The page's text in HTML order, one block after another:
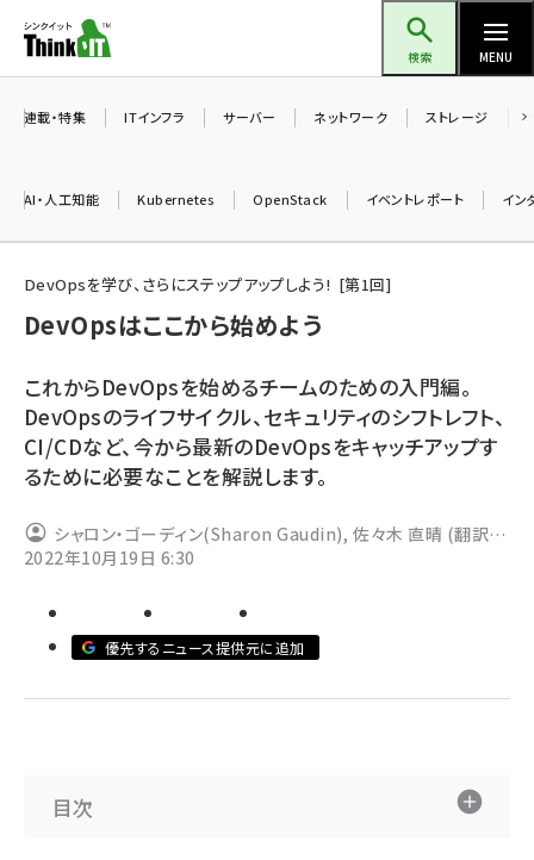
ン
ツ
検索 MENU
加藤銘のチーム貢献～仲間と築いた勝利の絆～ (2325)
北海道をのんびり旅する晴山佳須夫のヒント集！ (2047)
drupal (1963)
genai (1492)
abc123 (1367)
連載・特集 ITインフラ サーバー ネットワーク ストレージ
AI・人工知能 Kubernetes OpenStack イベントレポート イン
DevOpsを学び、さらにステップアップしよう! 第1回
DevOpsはここから始めよう
これからDevOpsを始めるチームのための入門編。
DevOpsのライフサイクル、セキュリティのシフトレフト、
CI/CDなど、今から最新のDevOpsをキャッチアップす
るために必要なことを解説します。
シャロン・ゴーディン(Sharon Gaudin),佐々木 直晴 (翻訳
者)
2022年10月19日 6:30
優先するニュース提供元に追加
目次